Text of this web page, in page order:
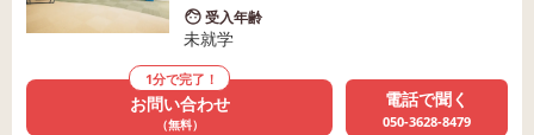
受入年齢
未就学
1分で完了！
お問い合わせ
（無料）
電話で聞く
050-3628-8479